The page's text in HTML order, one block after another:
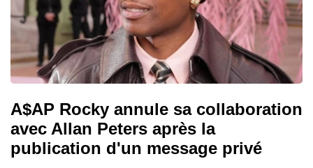
A$AP Rocky annule sa collaboration
avec Allan Peters après la
publication d'un message privé